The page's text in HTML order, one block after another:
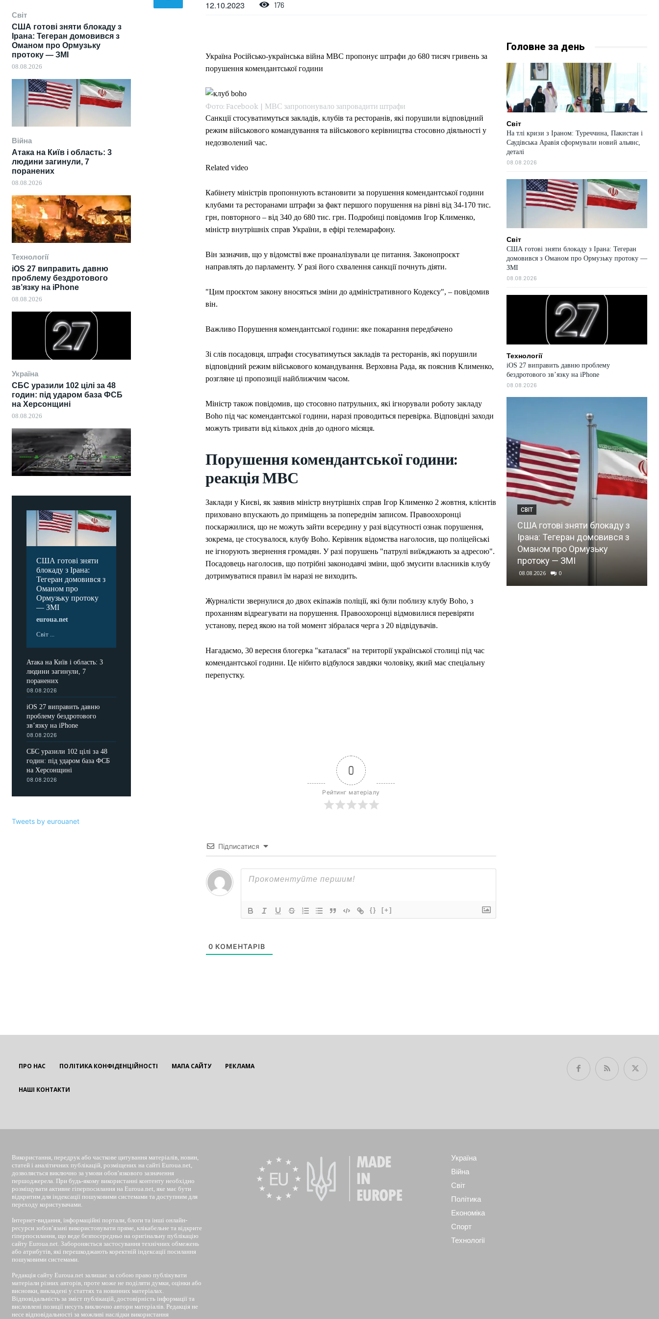
Світ
США готові зняти блокаду з
Ірана: Тегеран домовився з
Оманом про Ормузьку
протоку — ЗМІ
08.08.2026
Війна
Атака на Київ і область: 3
людини загинули, 7
поранених
08.08.2026
Технології
iOS 27 виправить давню
проблему бездротового
зв’язку на iPhone
08.08.2026
Україна
СБС уразили 102 цілі за 48
годин: під ударом база ФСБ
на Херсонщині
08.08.2026
США готові зняти
блокаду з Ірана:
Тегеран домовився з
Оманом про
Ормузьку протоку
— ЗМІ
euroua.net
Світ ...
Атака на Київ і область: 3
людини загинули, 7
поранених
08.08.2026
iOS 27 виправить давню
проблему бездротового
зв’язку на iPhone
08.08.2026
СБС уразили 102 цілі за 48
годин: під ударом база ФСБ
на Херсонщині
08.08.2026
Tweets by eurouanet
12.10.2023 176
Україна Російсько-українська війна МВС пропонує штрафи до 680 тисяч гривень за
порушення комендантської години
Фото: Facebook | МВС запропонувало запровадити штрафи
Санкції стосуватимуться закладів, клубів та ресторанів, які порушили відповідний
режим військового командування та військового керівництва стосовно діяльності у
недозволений час.
Related video
Кабінету міністрів пропоннують встановити за порушення комендантської години
клубами та ресторанами штрафи за факт першого порушення на рівні від 34-170 тис.
грн, повторного – від 340 до 680 тис. грн. Подробиці повідомив Ігор Клименко,
міністр внутрішніх справ України, в ефірі телемарафону.
Він зазначив, що у відомстві вже проаналізували це питання. Законопроєкт
направлять до парламенту. У разі його схвалення санкції почнуть діяти.
"Цим проєктом закону вносяться зміни до адміністративного Кодексу", – повідомив
він.
Важливо Порушення комендантської години: яке покарання передбачено
Зі слів посадовця, штрафи стосуватимуться закладів та ресторанів, які порушили
відповідний режим військового командування. Верховна Рада, як пояснив Клименко,
розгляне ці пропозиції найближчим часом.
Міністр також повідомив, що стосовно патрульних, які ігнорували роботу закладу
Boho під час комендантської години, наразі проводиться перевірка. Відповідні заходи
можуть тривати від кількох днів до одного місяця.
Порушення комендантської години:
реакція МВС
Заклади у Києві, як заявив міністр внутрішніх справ Ігор Клименко 2 жовтня, клієнтів
приховано впускають до приміщень за попереднім записом. Правоохоронці
поскаржилися, що не можуть зайти всередину у разі відсутності ознак порушення,
зокрема, це стосувалося, клубу Boho. Керівник відомства наголосив, що поліцейські
не ігнорують звернення громадян. У разі порушень "патрулі виїжджають за адресою".
Посадовець наголосив, що потрібні законодавчі зміни, щоб змусити власників клубу
дотримуватися правил їм наразі не виходить.
Журналісти звернулися до двох екіпажів поліції, які були поблизу клубу Boho, з
проханням відреагувати на порушення. Правоохоронці відмовилися перевіряти
установу, перед якою на той момент зібралася черга з 20 відвідувачів.
Нагадаємо, 30 вересня блогерка "каталася" на території української столиці під час
комендантської години. Це нібито відбулося завдяки чоловіку, який має спеціальну
перепустку.
0
Рейтинг матеріалу
Підписатися
{} [+]
0 КОМЕНТАРІВ
Головне за день
Світ
На тлі кризи з Іраном: Туреччина, Пакистан і
Саудівська Аравія сформували новий альянс,
деталі
08.08.2026
Світ
США готові зняти блокаду з Ірана: Тегеран
домовився з Оманом про Ормузьку протоку —
ЗМІ
08.08.2026
Технології
iOS 27 виправить давню проблему
бездротового зв’язку на iPhone
08.08.2026
СВІТ
США готові зняти блокаду з
Ірана: Тегеран домовився з
Оманом про Ормузьку
протоку — ЗМІ
08.08.2026 0
ПРО НАС ПОЛІТИКА КОНФІДЕНЦІЙНОСТІ МАПА САЙТУ РЕКЛАМА
НАШІ КОНТАКТИ
Використання, передрук або часткове цитування матеріалів, новин,
статей і аналітичних публікацій, розміщених на сайті Euroua.net,
дозволяється виключно за умови обов’язкового зазначення
першоджерела. При будь-якому використанні контенту необхідно
розміщувати активне гіперпосилання на Euroua.net, яке має бути
відкритим для індексації пошуковими системами та доступним для
переходу користувачами.
Інтернет-видання, інформаційні портали, блоги та інші онлайн-
ресурси зобов’язані використовувати пряме, клікабельне та відкрите
гіперпосилання, що веде безпосередньо на оригінальну публікацію
сайту Euroua.net. Забороняється застосування технічних обмежень
або атрибутів, які перешкоджають коректній індексації посилання
пошуковими системами.
Редакція сайту Euroua.net залишає за собою право публікувати
матеріали різних авторів, проте може не поділяти думки, оцінки або
висновки, викладені у статтях та новинних матеріалах.
Відповідальність за зміст публікацій, достовірність інформації та
висловлені позиції несуть виключно автори матеріалів. Редакція не
несе відповідальності за можливі наслідки використання
Україна
Війна
Світ
Політика
Економіка
Спорт
Технології